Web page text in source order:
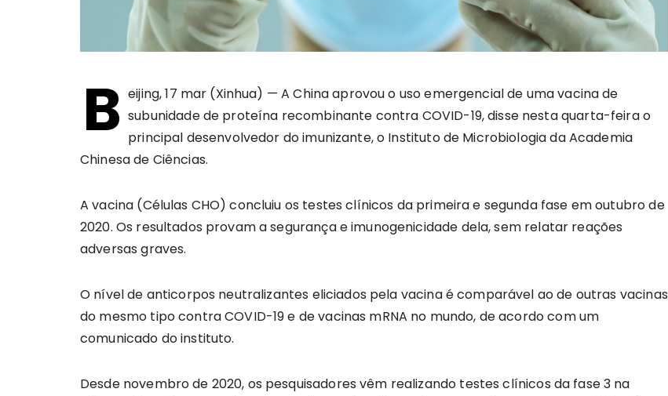
B eijing, 17 mar (Xinhua) — A China aprovou o uso emergencial de uma vacina de
subunidade de proteína recombinante contra COVID-19, disse nesta quarta-feira o
principal desenvolvedor do imunizante, o Instituto de Microbiologia da Academia
Chinesa de Ciências.
A vacina (Células CHO) concluiu os testes clínicos da primeira e segunda fase em outubro de
2020. Os resultados provam a segurança e imunogenicidade dela, sem relatar reações
adversas graves.
O nível de anticorpos neutralizantes eliciados pela vacina é comparável ao de outras vacinas
do mesmo tipo contra COVID-19 e de vacinas mRNA no mundo, de acordo com um
comunicado do instituto.
Desde novembro de 2020, os pesquisadores vêm realizando testes clínicos da fase 3 na